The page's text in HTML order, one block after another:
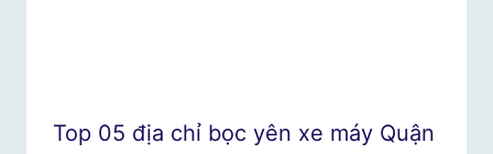
Top 05 địa chỉ bọc yên xe máy Quận